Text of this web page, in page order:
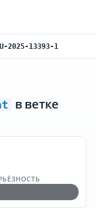
2025-13393-1
в ветке